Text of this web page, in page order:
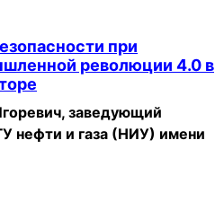
при
революции 4.0 в
заведующий
нефти и газа (НИУ) имени